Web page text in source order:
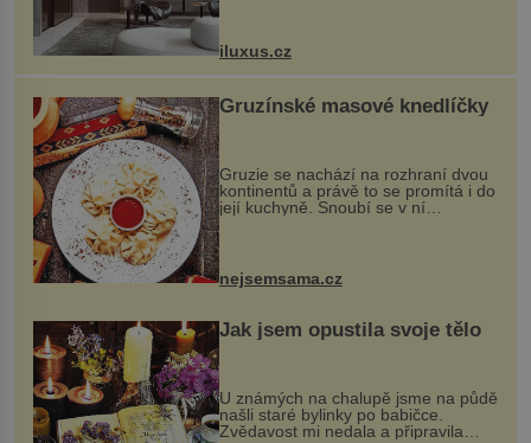
zakázku často vyžadují atypické
rozměry nejen nábytku, ale i
dnes umož...
iluxus.cz
Gruzínské masové knedlíčky
Gruzie se nachází na rozhraní dvou
kontinentů a právě to se promítá i do
její kuchyně. Snoubí se v ní
evropské a asijské chutě a díky tomu
pokrmy, které rozhodně st...
nejsemsama.cz
Jak jsem opustila svoje tělo
U známých na chalupě jsme na půdě
našli staré bylinky po babičce.
Zvědavost mi nedala a připravila